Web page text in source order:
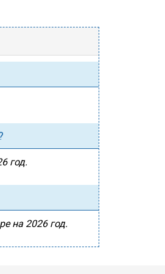
год.
на 2026 год.